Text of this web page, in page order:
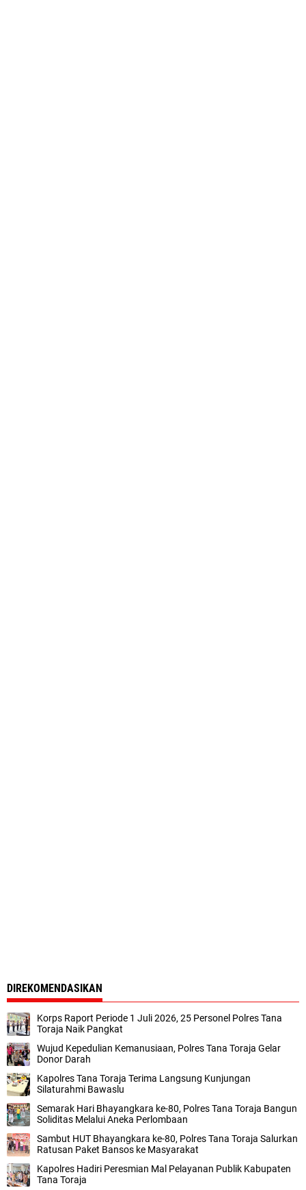
DIREKOMENDASIKAN
Korps Raport Periode 1 Juli 2026, 25 Personel Polres Tana
Toraja Naik Pangkat
Wujud Kepedulian Kemanusiaan, Polres Tana Toraja Gelar
Donor Darah
Kapolres Tana Toraja Terima Langsung Kunjungan
Silaturahmi Bawaslu
Semarak Hari Bhayangkara ke-80, Polres Tana Toraja Bangun
Soliditas Melalui Aneka Perlombaan
Sambut HUT Bhayangkara ke-80, Polres Tana Toraja Salurkan
Ratusan Paket Bansos ke Masyarakat
Kapolres Hadiri Peresmian Mal Pelayanan Publik Kabupaten
Tana Toraja